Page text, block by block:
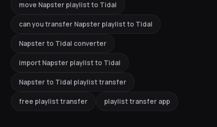
move Napster playlist to Tidal
can you transfer Napster playlist to Tidal
Napster to Tidal converter
import Napster playlist to Tidal
Napster to Tidal playlist transfer
free playlist transfer playlist transfer app